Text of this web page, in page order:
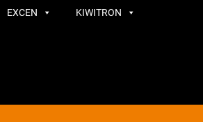
EXCEN KIWITRON